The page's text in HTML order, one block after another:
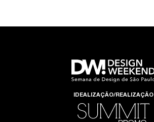
IDEALIZAÇÃO/REALIZAÇÃO